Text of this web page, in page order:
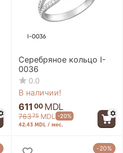
Серебряное кольцо I-
0036
0.0
В наличии!
611 00 MDL
76375 MDL -20%
42.43 MDL / мес.
-20%